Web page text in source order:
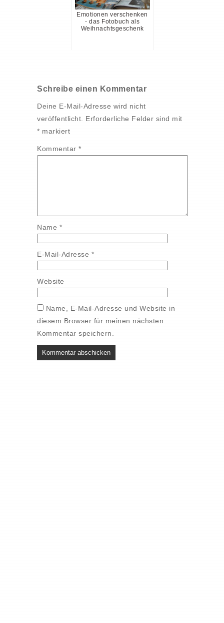
Emotionen verschenken
- das Fotobuch als
Weihnachtsgeschenk
Schreibe einen Kommentar
Deine E-Mail-Adresse wird nicht
veröffentlicht.
Erforderliche Felder sind mit
* markiert
Kommentar *
Name *
E-Mail-Adresse *
Website
Name, E-Mail-Adresse und Website in
diesem Browser für meinen nächsten
Kommentar speichern.